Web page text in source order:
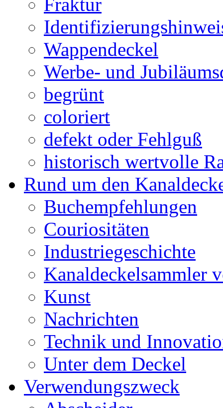
Wappendeckel
Werbe- und
begrünt
coloriert
defekt oder Fehlguß
historisch wertvolle
Rund um den
Buchempfehlungen
Couriositäten
Industriegeschichte
Kanaldeckelsammler
Kunst
Nachrichten
Technik und
Unter dem Deckel
Verwendungszweck